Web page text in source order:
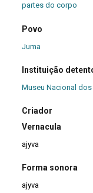
partes do corpo
Povo
Juma
Instituição
Museu Nacional
Criador
Vernacula
ajyva
Forma sonora
ajyva